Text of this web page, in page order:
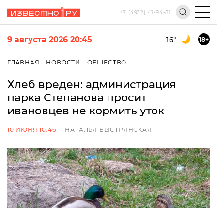
+7 (4932) 41-94-81
9 августа 2026 20:45 16° 18+
ГЛАВНАЯ НОВОСТИ ОБЩЕСТВО
Хлеб вреден: администрация
парка Степанова просит
ивановцев не кормить уток
10 ИЮНЯ 10:46 НАТАЛЬЯ БЫСТРЯНСКАЯ